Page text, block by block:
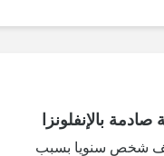
بالإنفلونزا
نحو ٥٦ ألف شخص سنويا بسبب